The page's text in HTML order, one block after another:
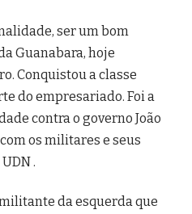
ser um bom
Guanabara, hoje
Conquistou a classe
do empresariado. Foi a
contra o governo João
os militares e seus
.
da esquerda que